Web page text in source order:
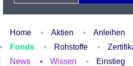
Home Aktien Anleihen
Fonds
Rohstoffe
News
Wissen Einstieg